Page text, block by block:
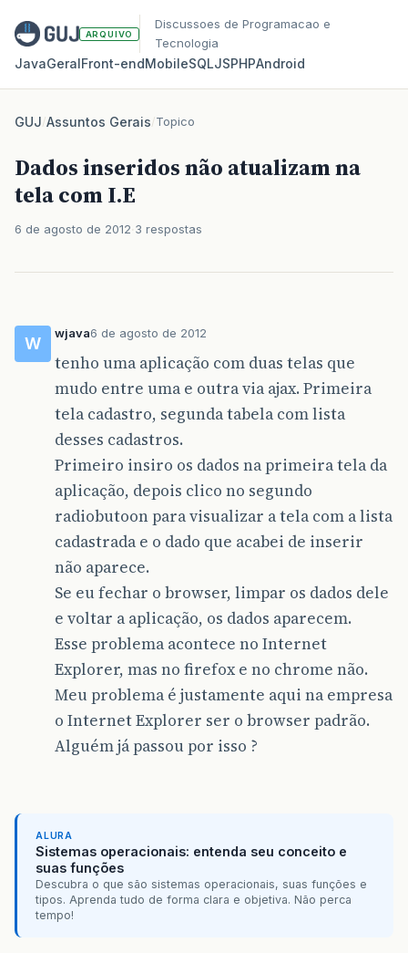
ARQUIVO
Discussoes de Programacao e
Tecnologia
JavaGeralFront‑endMobileSQLJSPHPAndroid
GUJ/Assuntos Gerais/Topico
Dados inseridos não atualizam na
tela com I.E
6 de agosto de 2012 3 respostas
W
wjava6 de agosto de 2012
tenho uma aplicação com duas telas que
mudo entre uma e outra via ajax. Primeira
tela cadastro, segunda tabela com lista
desses cadastros.
Primeiro insiro os dados na primeira tela da
aplicação, depois clico no segundo
radiobutoon para visualizar a tela com a lista
cadastrada e o dado que acabei de inserir
não aparece.
Se eu fechar o browser, limpar os dados dele
e voltar a aplicação, os dados aparecem.
Esse problema acontece no Internet
Explorer, mas no firefox e no chrome não.
Meu problema é justamente aqui na empresa
o Internet Explorer ser o browser padrão.
Alguém já passou por isso ?
ALURA
Sistemas operacionais: entenda seu conceito e
suas funções
Descubra o que são sistemas operacionais, suas funções e
tipos. Aprenda tudo de forma clara e objetiva. Não perca
tempo!